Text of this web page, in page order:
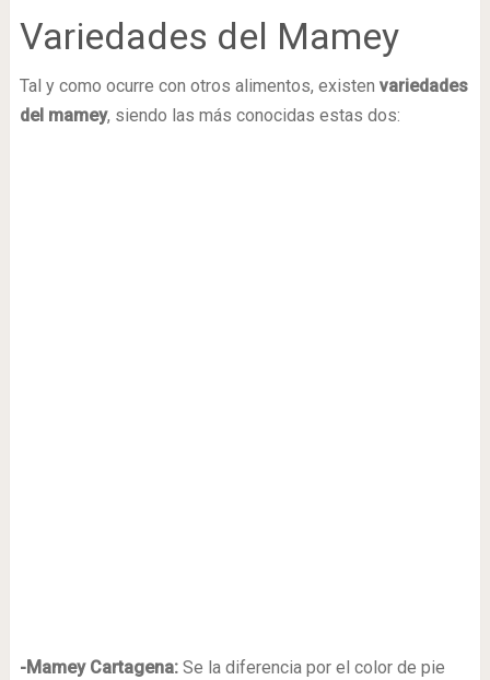
Variedades del Mamey
Tal y como ocurre con otros alimentos, existen variedades
del mamey, siendo las más conocidas estas dos:
-Mamey Cartagena: Se la diferencia por el color de pie